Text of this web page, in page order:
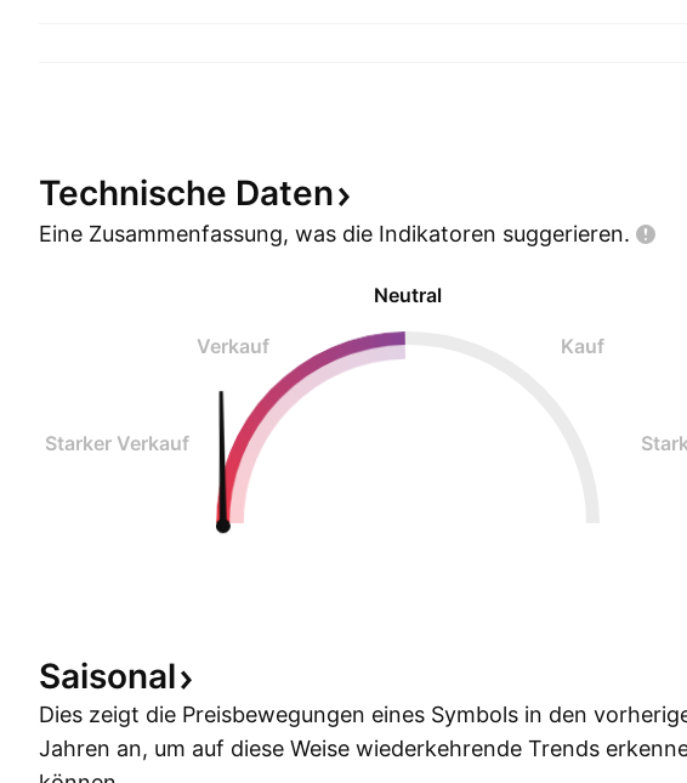
Technische Daten
Eine Zusammenfassung, was die Indikatoren suggerieren.
Neutral
Verkauf Kauf
Starker Verkauf
Saisonal
Dies zeigt die Preisbewegungen eines Symbols in den
Jahren an, um auf diese Weise wiederkehrende Trends